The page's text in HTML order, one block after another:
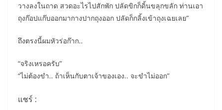
วางลงในถาด สวดอะไรไปสักพัก ปลัดขิกก็ดิ้นขลุกขลัก ท่านเอา
ถุงก๊อปแก๊บออกมากางปากถุงออก ปลัดก็กลิ้งเข้าถุงเฉยเลย”
ถึงตรงนี้ผมหัวร่อก๊าก..
“จริงเหรอครับ”
“ไม่ต้องขำ.. ถ้าเห็นกับตาเจ้าของเอง.. จะขำไม่ออก”
แชร์ :